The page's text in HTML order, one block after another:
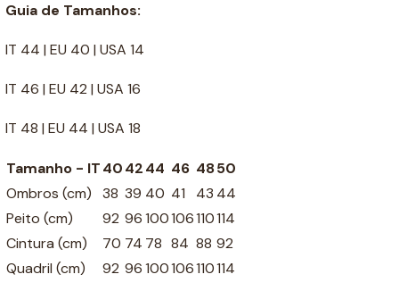
Guia de Tamanhos:
IT 44 | EU 40 | USA 14
IT 46 | EU 42 | USA 16
IT 48 | EU 44 | USA 18
Tamanho - IT404244 46 4850
Ombros (cm)
38 39 40 41 43 44
Peito (cm)
92 96100106110114
Cintura (cm)
70 74 78 84 88 92
Quadril (cm)
92 96100106110114